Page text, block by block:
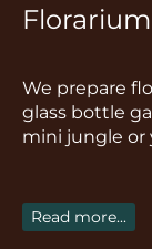
t
g
r
a
e
o
o
k
We prepare
glass bottle
mini jungle or
Read more...